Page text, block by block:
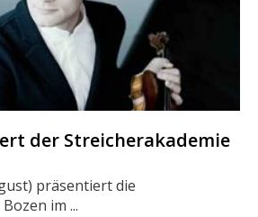
der Streicherakademie
präsentiert die
im ...